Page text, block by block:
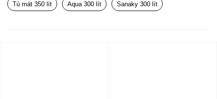
Tủ mát 350 lít Aqua 300 lít Sanaky 300 lít